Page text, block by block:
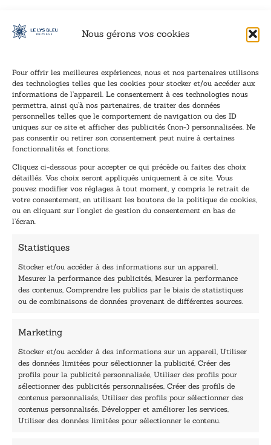
Nous gérons vos cookies
Pour offrir les meilleures expériences, nous et nos partenaires utilisons
des technologies telles que les cookies pour stocker et/ou accéder aux
informations de l’appareil. Le consentement à ces technologies nous
permettra, ainsi qu’à nos partenaires, de traiter des données
personnelles telles que le comportement de navigation ou des ID
uniques sur ce site et afficher des publicités (non-) personnalisées. Ne
pas consentir ou retirer son consentement peut nuire à certaines
fonctionnalités et fonctions.
Cliquez ci-dessous pour accepter ce qui précède ou faites des choix
détaillés. Vos choix seront appliqués uniquement à ce site. Vous
pouvez modifier vos réglages à tout moment, y compris le retrait de
votre consentement, en utilisant les boutons de la politique de cookies,
ou en cliquant sur l’onglet de gestion du consentement en bas de
l’écran.
Statistiques
Stocker et/ou accéder à des informations sur un appareil,
Mesurer la performance des publicités, Mesurer la performance
des contenus, Comprendre les publics par le biais de statistiques
ou de combinaisons de données provenant de différentes sources.
Marketing
Stocker et/ou accéder à des informations sur un appareil, Utiliser
des données limitées pour sélectionner la publicité, Créer des
profils pour la publicité personnalisée, Utiliser des profils pour
sélectionner des publicités personnalisées, Créer des profils de
contenus personnalisés, Utiliser des profils pour sélectionner des
contenus personnalisés, Développer et améliorer les services,
Utiliser des données limitées pour sélectionner le contenu.
Inscription à la newsletter
Inscrivez-vous à notre newsletter et recevez nos
dernières nouvelles.
m
a
i
l
E
i
l
E
-
E
m
a
i
l
*
TENEZ-MOI AU COURANT !
40, rue du Louvre 75001 Paris
Horaires du standard
De mardi à vendredi :
9h - 12h et 13h30 - 16h30
Lundi, samedi et dimanche : fermé
Navigation
Accueil